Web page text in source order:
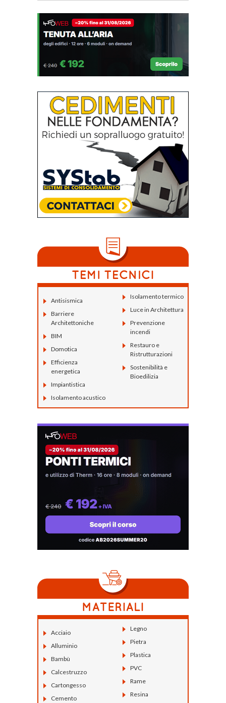
Antisismica
Barriere
Architettoniche
BIM
Domotica
Efficienza
energetica
Impiantistica
Isolamento acustico
Isolamento termico
Luce in Architettura
Prevenzione
incendi
Restauro e
Ristrutturazioni
Sostenibilità e
Bioedilizia
Acciaio
Alluminio
Bambù
Calcestruzzo
Cartongesso
Cemento
Legno
Pietra
Plastica
PVC
Rame
Resina